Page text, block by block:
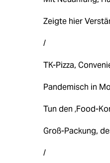
Zeigte hier
/
TK-Pizza,
Pandemisch in
Tun den ‚Food-
Groß-Packung,
/